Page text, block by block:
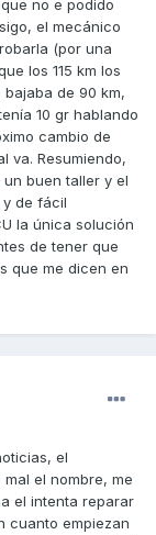
no e podido
el mecánico
(por una
los 115 km los
de 90 km,
10 gr hablando
cambio de
va. Resumiendo,
buen taller y el
de fácil
la única solución
de tener que
que me dicen en
el
el nombre, me
el intenta reparar
cuanto empiezan